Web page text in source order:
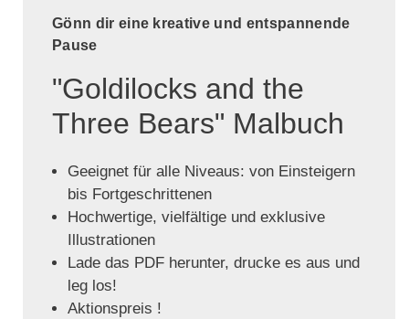
Gönn dir eine kreative und entspannende
Pause
"Goldilocks and the
Three Bears" Malbuch
Geeignet für alle Niveaus: von Einsteigern
bis Fortgeschrittenen
Hochwertige, vielfältige und exklusive
Illustrationen
Lade das PDF herunter, drucke es aus und
leg los!
Aktionspreis !